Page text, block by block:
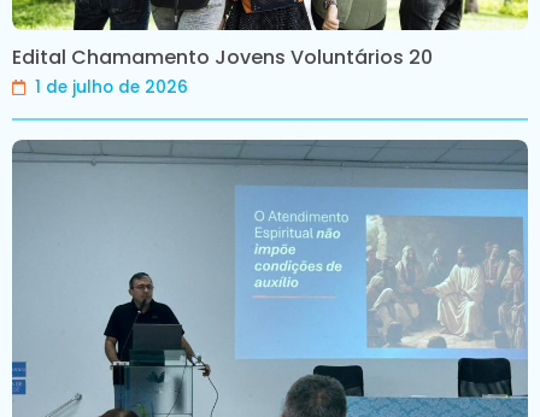
Edital Chamamento Jovens Voluntários 20
1 de julho de 2026